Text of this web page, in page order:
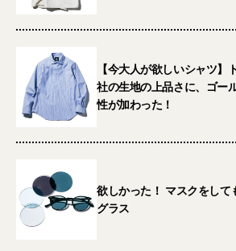
【今大人が欲しいシャツ】
社の生地の上品さに、ゴー
性が加わった！
欲しかった！ マスクをして
グラス